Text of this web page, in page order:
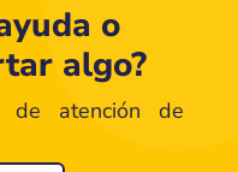
o
algo?
de atención de